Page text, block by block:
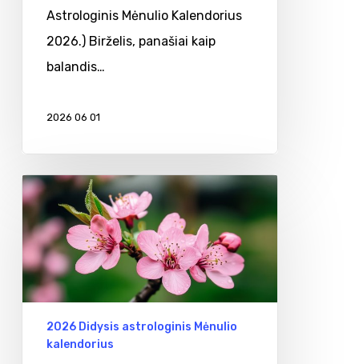
Astrologinis Mėnulio Kalendorius
2026.) Birželis, panašiai kaip
balandis…
2026 06 01
GEGUŽĖS
ASTROLOGINĖ
PROGNOZĖ
2026 Didysis astrologinis Mėnulio
kalendorius